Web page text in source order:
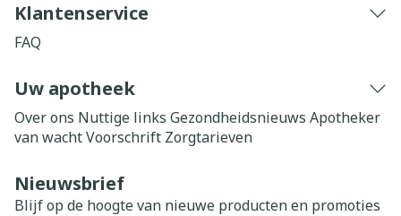
Klantenservice
FAQ
Uw apotheek
Over ons Nuttige links Gezondheidsnieuws Apotheker
van wachtVoorschrift Zorgtarieven
Nieuwsbrief
Blijf op de hoogte van nieuwe producten en promoties